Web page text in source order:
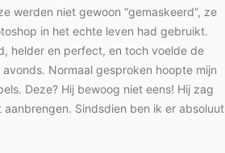
werden niet gewoon “gemaskeerd”, ze
in het echte leven had gebruikt.
helder en perfect, en toch voelde de
Normaal gesproken hoopte mijn
Deze? Hij bewoog niet eens! Hij zag
Sindsdien ben ik er absoluut